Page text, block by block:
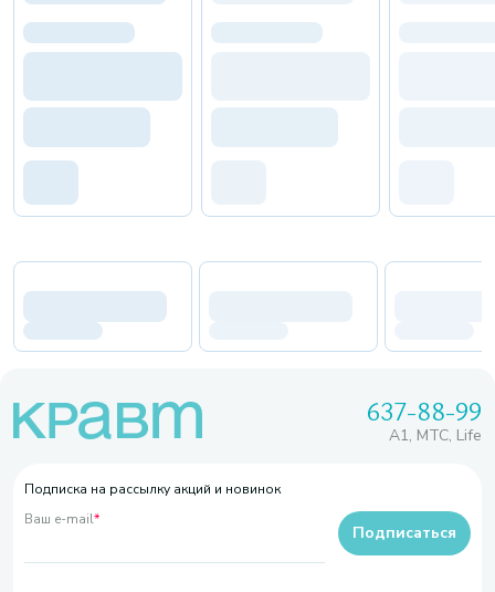
637-88-99
A1, МТС, Life
Подписка на рассылку акций и новинок
Ваш e-mail*
Подписаться